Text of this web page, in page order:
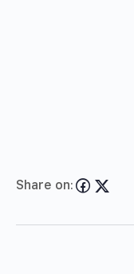
Share on: